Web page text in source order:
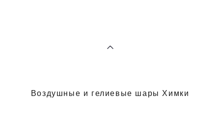
Воздушные и гелиевые шары Химки